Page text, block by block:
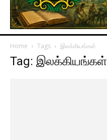
Home Tags இலக்கியங்கள்
Tag: இலக்கியங்கள்